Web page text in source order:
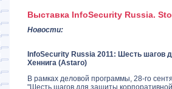
Выставка InfoSecurity Russia.
Новости:
InfoSecurity Russia 2011: Шесть шагов
Хеннига (Astaro)
В рамках деловой программы, 28-го
"Шесть шагов для защиты